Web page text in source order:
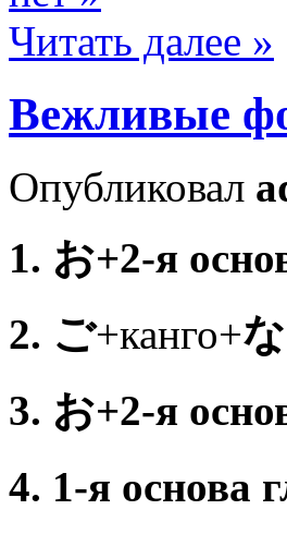
Читать далее »
Вежливые
Опубликовал
1. お+2-я
2. ご+канго+
3. お+2-я
4. 1-я основа